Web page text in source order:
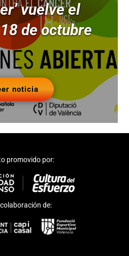
vuelve el
de octubre
noticia
promovido por:
de: